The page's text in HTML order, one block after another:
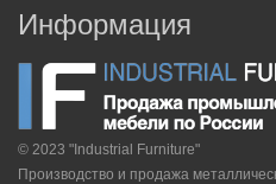
Информация
© 2023 "Industrial Furniture"
Производство и продажа